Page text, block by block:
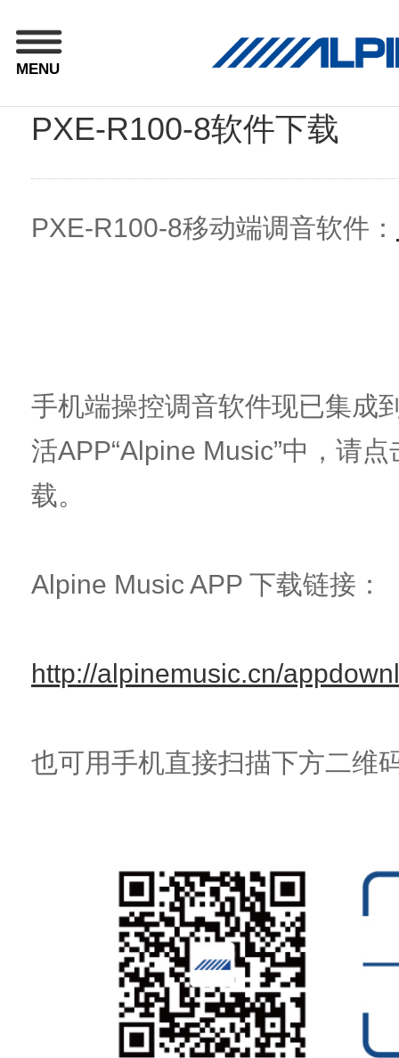
MENU
PXE-R100-8软件下载
PXE-R100-8移动端调音软件：
手机端操控调音软件现已集成
活APP“Alpine Music”中，请
载。
Alpine Music APP 下载链接：
http://alpinemusic.cn/
也可用手机直接扫描下方二维